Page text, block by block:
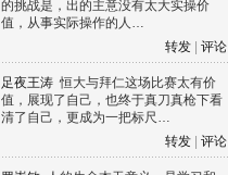
的挑战是，出的主意没有太大实操价
值，从事实际操作的人…
转发
评论
足夜王涛 恒大与拜仁这场比赛太有价
值，展现了自己，也终于真刀真枪下看
清了自己，更成为一把标尺…
转发
评论